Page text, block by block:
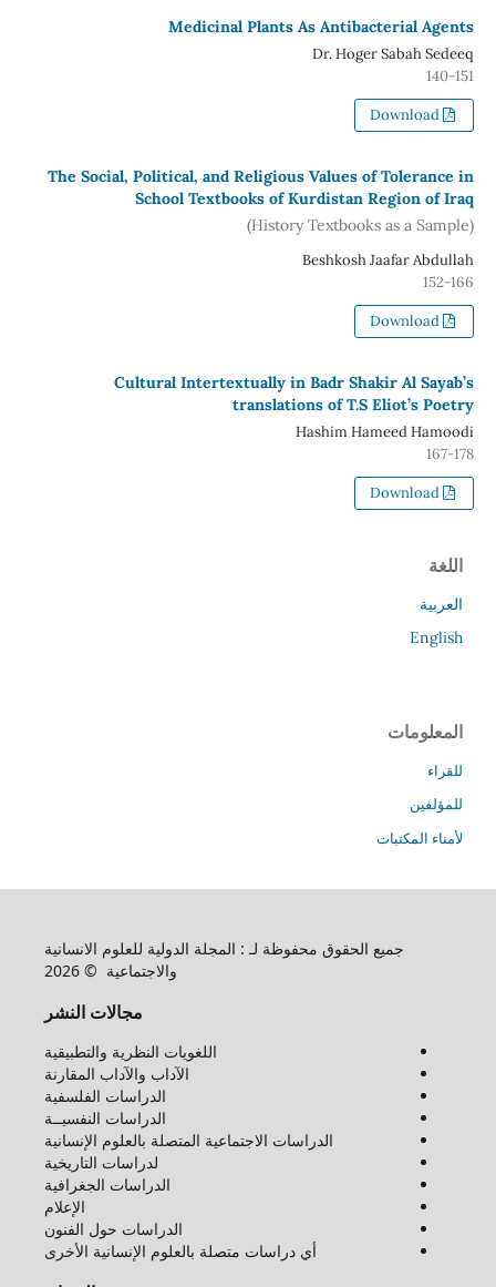
Medicinal Plants As Antibacterial Agents
Dr. Hoger Sabah Sedeeq
140-151
Download
The Social, Political, and Religious Values of Tolerance in
School Textbooks of Kurdistan Region of Iraq
(History Textbooks as a Sample)
Beshkosh Jaafar Abdullah
152-166
Download
Cultural Intertextually in Badr Shakir Al Sayab’s
translations of T.S Eliot’s Poetry
Hashim Hameed Hamoodi
167-178
Download
اللغة
العربية
English
المعلومات
للقراء
للمؤلفين
لأمناء المكتبات
جميع الحقوق محفوظة لـ : المجلة الدولية للعلوم الانسانية
والاجتماعية © 2026
مجالات النشر
اللغويات النظرية والتطبيقية
الآداب والآداب المقارنة
الدراسات الفلسفية
الدراسات النفسيــة
الدراسات الاجتماعية المتصلة بالعلوم الإنسانية
لدراسات التاريخية
الدراسات الجغرافية
الإعلام
الدراسات حول الفنون
أي دراسات متصلة بالعلوم الإنسانية الأخرى